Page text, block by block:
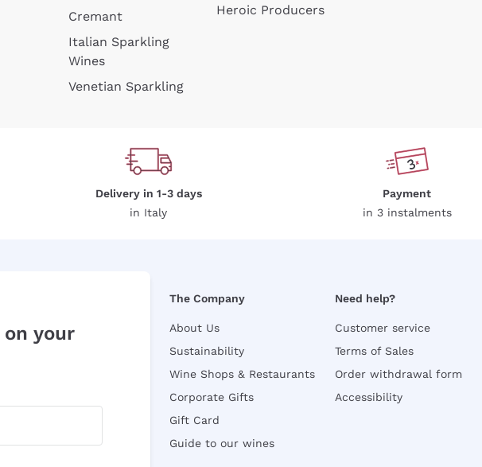
Cremant
Italian Sparkling
Wines
Venetian Sparkling
Heroic Producers
Delivery in 1-3 days
in Italy
Payment
in 3 instalments
on your
The Company
About Us
Sustainability
Wine Shops & Restaurants
Corporate Gifts
Gift Card
Guide to our wines
Need help?
Customer service
Terms of Sales
Order withdrawal form
Accessibility